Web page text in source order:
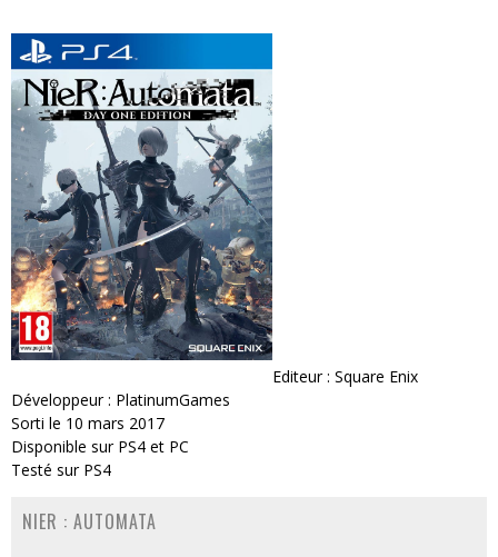
Editeur : Square Enix
Développeur : PlatinumGames
Sorti le 10 mars 2017
Disponible sur PS4 et PC
Testé sur PS4
NIER : AUTOMATA